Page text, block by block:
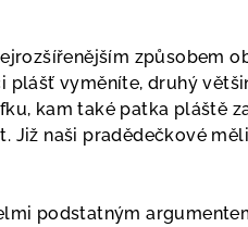
způsobem
plášť vyměníte, druhý
kam také patka pláště
Již naši pradědečkové
podstatným